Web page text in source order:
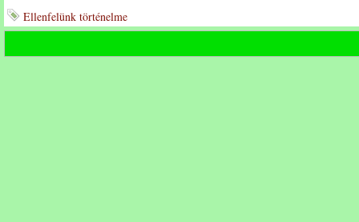
Ellenfelünk történelme